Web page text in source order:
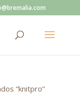
“knitpro”